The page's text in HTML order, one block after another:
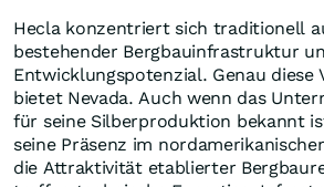
Hecla konzentriert sich traditionell
bestehender Bergbauinfrastruktur
Entwicklungspotenzial. Genau diese
bietet Nevada. Auch wenn das
für seine Silberproduktion bekannt
seine Präsenz im
die Attraktivität etablierter